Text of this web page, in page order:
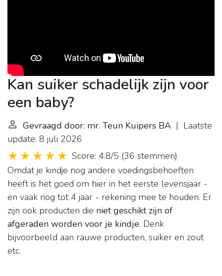
Kan suiker schadelijk zijn voor
een baby?
Gevraagd door: mr. Teun Kuipers BA | Laatste
update: 8 juli 2026
Score: 4.8/5 (36 stemmen)
Omdat je kindje nog andere voedingsbehoeften
heeft is het goed om hier in het eerste levensjaar -
en vaak nog tot 4 jaar - rekening mee te houden. Er
zijn ook producten die niet geschikt zijn of
afgeraden worden voor je kindje. Denk
bijvoorbeeld aan rauwe producten, suiker en zout
etc.